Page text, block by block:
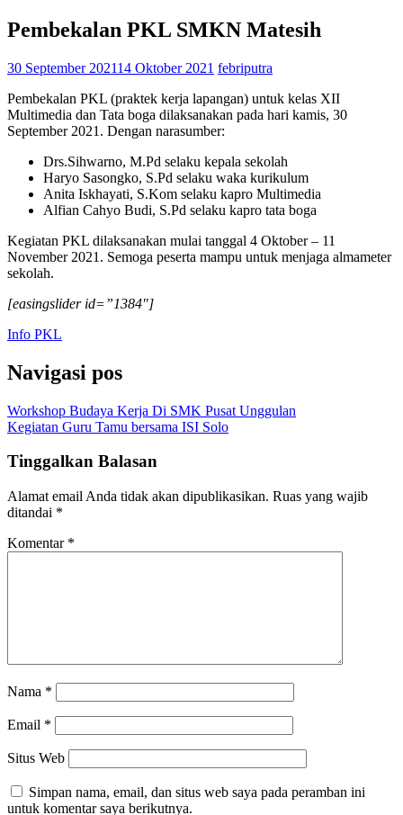
Pembekalan PKL SMKN Matesih
30 September 202114 Oktober 2021 febriputra
Pembekalan PKL (praktek kerja lapangan) untuk kelas XII
Multimedia dan Tata boga dilaksanakan pada hari kamis, 30
September 2021. Dengan narasumber:
Drs.Sihwarno, M.Pd selaku kepala sekolah
Haryo Sasongko, S.Pd selaku waka kurikulum
Anita Iskhayati, S.Kom selaku kapro Multimedia
Alfian Cahyo Budi, S.Pd selaku kapro tata boga
Kegiatan PKL dilaksanakan mulai tanggal 4 Oktober – 11
November 2021. Semoga peserta mampu untuk menjaga almameter
sekolah.
[easingslider id=”1384″]
Info PKL
Navigasi pos
Workshop Budaya Kerja Di SMK Pusat Unggulan
Kegiatan Guru Tamu bersama ISI Solo
Tinggalkan Balasan
Alamat email Anda tidak akan dipublikasikan. Ruas yang wajib
ditandai *
Komentar *
Nama *
Email *
Situs Web
Simpan nama, email, dan situs web saya pada peramban ini
untuk komentar saya berikutnya.